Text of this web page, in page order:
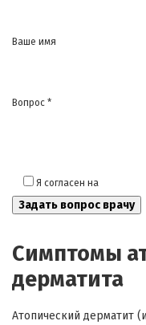
Ваше имя
Вопрос *
Я согласен на
Симптомы
дерматита
Атопический дерматит